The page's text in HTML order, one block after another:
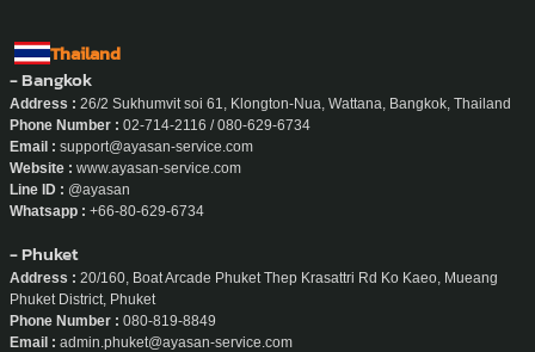
Thailand
- Bangkok
Address : 26/2 Sukhumvit soi 61, Klongton-Nua, Wattana, Bangkok, Thailand
Phone Number : 02-714-2116 / 080-629-6734
Email : support@ayasan-service.com
Website : www.ayasan-service.com
Line ID : @ayasan
Whatsapp : +66-80-629-6734
- Phuket
Address : 20/160, Boat Arcade Phuket Thep Krasattri Rd Ko Kaeo, Mueang
Phuket District, Phuket
Phone Number : 080-819-8849
Email : admin.phuket@ayasan-service.com